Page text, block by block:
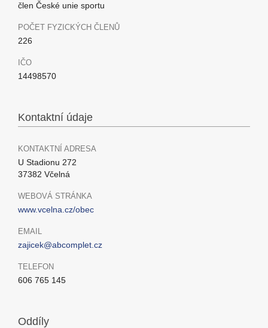
člen České unie sportu
POČET FYZICKÝCH ČLENŮ
226
IČO
14498570
Kontaktní údaje
KONTAKTNÍ ADRESA
U Stadionu 272
37382 Včelná
WEBOVÁ STRÁNKA
www.vcelna.cz/obec
EMAIL
zajicek@abcomplet.cz
TELEFON
606 765 145
Oddíly